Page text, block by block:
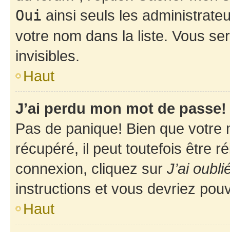
Oui ainsi seuls les
votre nom dans la liste. Vous
invisibles.
Haut
J’ai perdu mon mot de passe!
Pas de panique! Bien que
récupéré, il peut toutefois être
connexion, cliquez sur J’ai
instructions et vous devriez
Haut